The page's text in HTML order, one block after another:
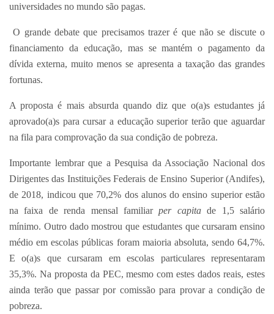
universidades no mundo são pagas.
O grande debate que precisamos trazer é que não se discute o
financiamento da educação, mas se mantém o pagamento da
dívida externa, muito menos se apresenta a taxação das grandes
fortunas.
A proposta é mais absurda quando diz que o(a)s estudantes já
aprovado(a)s para cursar a educação superior terão que aguardar
na fila para comprovação da sua condição de pobreza.
Importante lembrar que a Pesquisa da Associação Nacional dos
Dirigentes das Instituições Federais de Ensino Superior (Andifes),
de 2018, indicou que 70,2% dos alunos do ensino superior estão
na faixa de renda mensal familiarper capitade 1,5 salário
mínimo. Outro dado mostrou que estudantes que cursaram ensino
médio em escolas públicas foram maioria absoluta, sendo 64,7%.
E o(a)s que cursaram em escolas particulares representaram
35,3%. Na proposta da PEC, mesmo com estes dados reais, estes
ainda terão que passar por comissão para provar a condição de
pobreza.